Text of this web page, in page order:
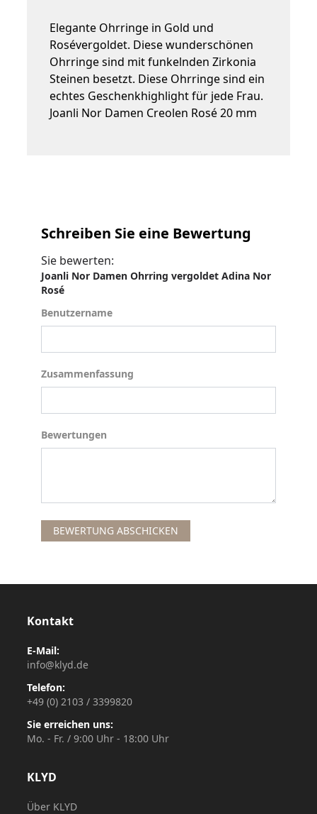
Elegante Ohrringe in Gold und
Rosévergoldet. Diese wunderschönen
Ohrringe sind mit funkelnden Zirkonia
Steinen besetzt. Diese Ohrringe sind ein
echtes Geschenkhighlight für jede Frau.
Joanli Nor Damen Creolen Rosé 20 mm
Schreiben Sie eine Bewertung
Sie bewerten:
Joanli Nor Damen Ohrring vergoldet Adina Nor
Rosé
Benutzername
Benutzername
Zusammenfassung
Zusammenfassung
Bewertungen
Bewertungen
BEWERTUNG ABSCHICKEN
Kontakt
E-Mail:
info@klyd.de
Telefon:
+49 (0) 2103 / 3399820
Sie erreichen uns:
Mo. - Fr. / 9:00 Uhr - 18:00 Uhr
KLYD
Über KLYD